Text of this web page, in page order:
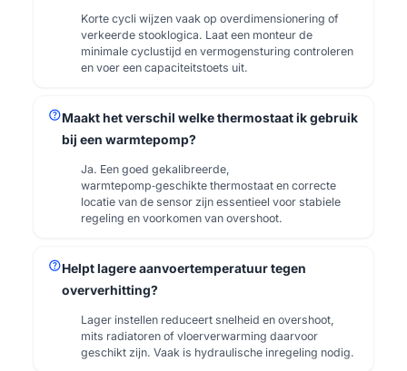
Korte cycli wijzen vaak op overdimensionering of
verkeerde stooklogica. Laat een monteur de
minimale cyclustijd en vermogensturing controleren
en voer een capaciteitstoets uit.
helpMaakt het verschil welke thermostaat ik gebruik
bij een warmtepomp?
Ja. Een goed gekalibreerde,
warmtepomp‑geschikte thermostaat en correcte
locatie van de sensor zijn essentieel voor stabiele
regeling en voorkomen van overshoot.
helpHelpt lagere aanvoertemperatuur tegen
oververhitting?
Lager instellen reduceert snelheid en overshoot,
mits radiatoren of vloerverwarming daarvoor
geschikt zijn. Vaak is hydraulische inregeling nodig.